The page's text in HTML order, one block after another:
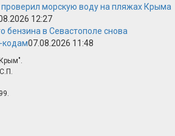
проверил морскую воду на пляжах Крыма
12:27
бензина в Севастополе снова
кодам07.08.2026 11:48